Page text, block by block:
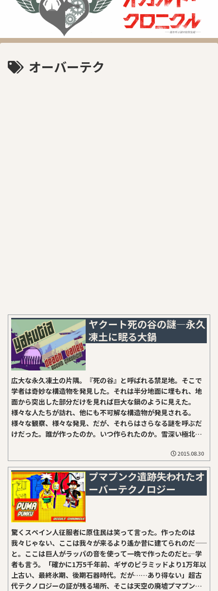
オーバーテク
ヤクート死の谷の謎―永久
凍土に眠る大鍋
広大な永久凍土の片隅。『死の谷』と呼ばれる禁足地。そこで
学者は奇妙な構造物を発見した。それは半分地面に埋もれ、地
面から突出した部分だけを見れば巨大な鍋のように見えた。
様々な人たちが訪れ、他にも不可解な構造物が発見される。
様々な観察、様々な発見、だが、それらはさらなる謎を呼ぶだ
けだった。誰が作ったのか。いつ作られたのか。雪深い極北の
に位置するヤクート地方、世界有数の『極寒の地』として知ら
れる辺境。この地では、囁き声も叫び声も、相手に届かないま
ま唇の先で凍るとされる。凍結したそれらは極寒期が終わると
ゆっくりと溶けて、短い春の騒がしさを後押しするのだとい
う。1859年。そんな極北に１人の科学者があった。博物学、地
理学、そして人類学の専門家、リヒャルト・マーク(外部)教授
だ。当時ドルパート大学(現在のタルトゥ大学)で教鞭を執って
いたマーク教授はロシア地理学会から、「ながらく未踏の地で
あったヤクート地方を調査して欲しい」との依頼を受け、ビリ
ュイ川流域の学術的調査に赴いていた。そうして何度も繰り返
された遠征で得た調査結果を、『Vilyuysk...
2015.08.30
プマプンク遺跡――失われたオ
ーバーテクノロジー
驚くスペイン人征服者に原住民は笑って言った。作ったのは
我々じゃない、ここは我々が来るより遙か昔に建てられのだ――
と。ここは巨人がラッパの音を使って一晩で作ったのだ――と。学
者も言う。「確かに1万5千年前、ギザのピラミッドより1万年以
上古い、最終氷期、後期石器時代。だが……あり得ない」超古
代テクノロジーの証が残る場所、そこは天空の廃墟プマプン